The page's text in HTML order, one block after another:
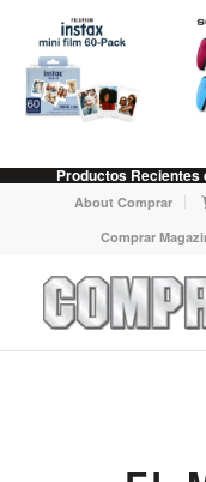
Productos Recientes
About Comprar
Comprar